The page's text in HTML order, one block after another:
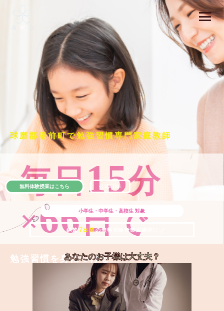
球磨郡湯前町で勉強習慣専門家庭教師
毎日15分
×66日で
勉強習慣を身につける
小学生・中学生・高校生 対象
＼ 絶賛 7 日間の無料体験授業実施中!! ／
無料体験授業はこちら 公式LINE
あなたのお子様は大丈夫？